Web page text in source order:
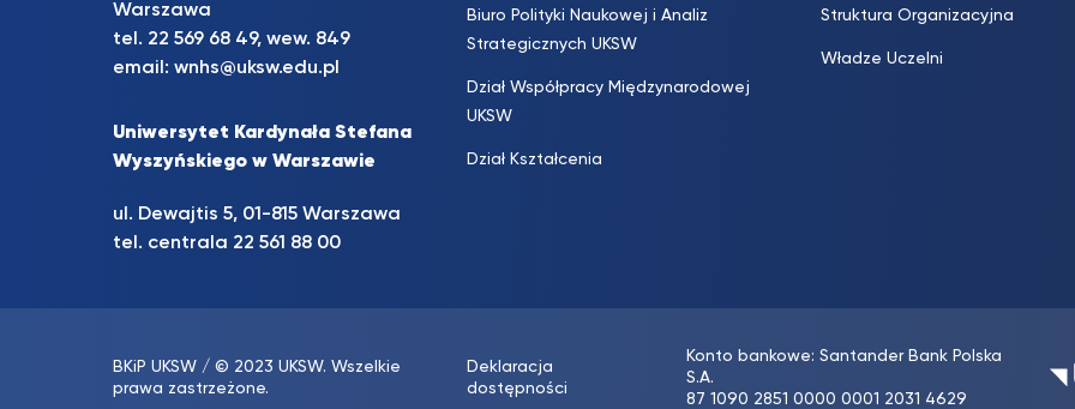
Warszawa
tel. 22 569 68 49, wew. 849
email: wnhs@uksw.edu.pl
Uniwersytet Kardynała Stefana
Wyszyńskiego w Warszawie
ul. Dewajtis 5, 01-815 Warszawa
tel. centrala 22 561 88 00
Biuro Polityki Naukowej i Analiz
Strategicznych UKSW
Dział Współpracy Międzynarodowej
UKSW
Dział Kształcenia
Struktura Organizacyjna
Władze Uczelni
BKiP UKSW / © 2023 UKSW. Wszelkie
prawa zastrzeżone.
Deklaracja
dostępności
Konto bankowe: Santander Bank Polska
S.A.
87 1090 2851 0000 0001 2031 4629